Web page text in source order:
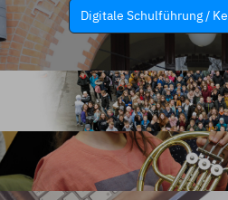
Digitale Schulführung /